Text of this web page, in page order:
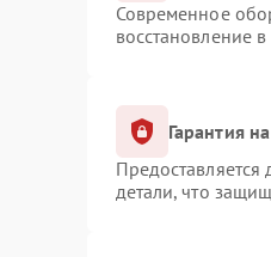
Современное
восстановление
Гарантия
детали, что